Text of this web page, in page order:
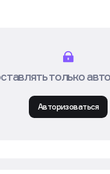
только
Авторизоваться